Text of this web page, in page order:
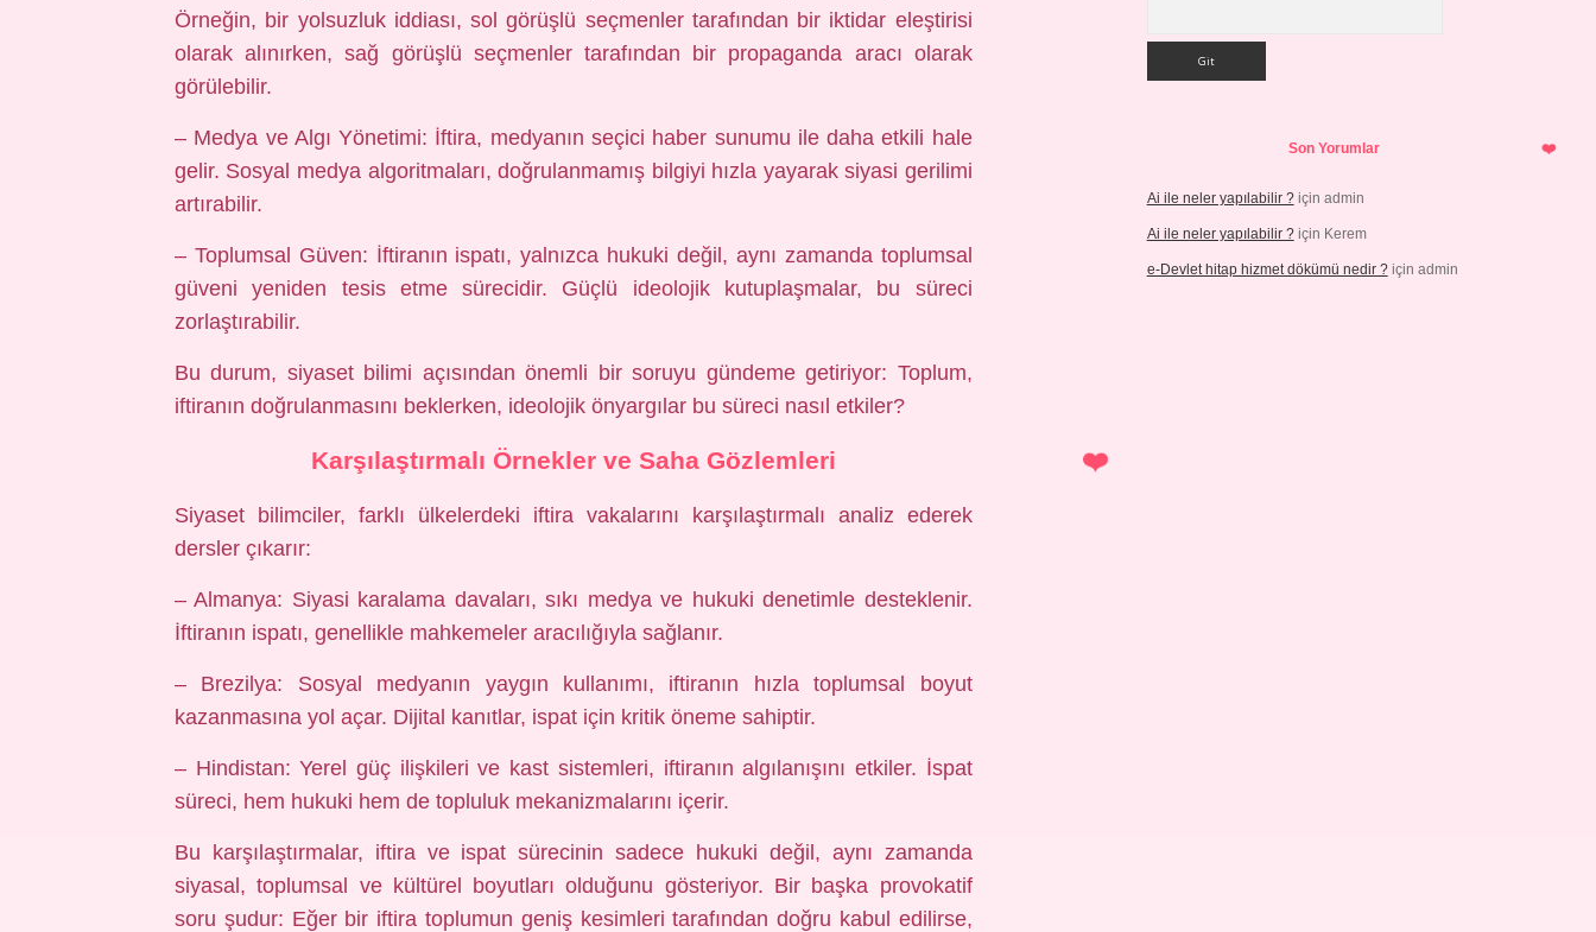
Örneğin, bir yolsuzluk iddiası, sol görüşlü seçmenler tarafından bir iktidar eleştirisi
olarak alınırken, sağ görüşlü seçmenler tarafından bir propaganda aracı olarak
görülebilir.
– Medya ve Algı Yönetimi: İftira, medyanın seçici haber sunumu ile daha etkili hale
gelir. Sosyal medya algoritmaları, doğrulanmamış bilgiyi hızla yayarak siyasi gerilimi
artırabilir.
– Toplumsal Güven: İftiranın ispatı, yalnızca hukuki değil, aynı zamanda toplumsal
güveni yeniden tesis etme sürecidir. Güçlü ideolojik kutuplaşmalar, bu süreci
zorlaştırabilir.
Bu durum, siyaset bilimi açısından önemli bir soruyu gündeme getiriyor: Toplum,
iftiranın doğrulanmasını beklerken, ideolojik önyargılar bu süreci nasıl etkiler?
Karşılaştırmalı Örnekler ve Saha Gözlemleri
Siyaset bilimciler, farklı ülkelerdeki iftira vakalarını karşılaştırmalı analiz ederek
dersler çıkarır:
– Almanya: Siyasi karalama davaları, sıkı medya ve hukuki denetimle desteklenir.
İftiranın ispatı, genellikle mahkemeler aracılığıyla sağlanır.
– Brezilya: Sosyal medyanın yaygın kullanımı, iftiranın hızla toplumsal boyut
kazanmasına yol açar. Dijital kanıtlar, ispat için kritik öneme sahiptir.
– Hindistan: Yerel güç ilişkileri ve kast sistemleri, iftiranın algılanışını etkiler. İspat
süreci, hem hukuki hem de topluluk mekanizmalarını içerir.
Bu karşılaştırmalar, iftira ve ispat sürecinin sadece hukuki değil, aynı zamanda
siyasal, toplumsal ve kültürel boyutları olduğunu gösteriyor. Bir başka provokatif
soru şudur: Eğer bir iftira toplumun geniş kesimleri tarafından doğru kabul edilirse,
Son Yorumlar
Ai ile neler yapılabilir ?için admin
Ai ile neler yapılabilir ?için Kerem
e-Devlet hitap hizmet dökümü nedir ?için admin